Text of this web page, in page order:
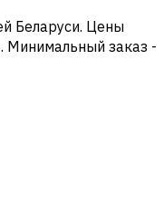
Беларуси. Цены
Минимальный заказ -